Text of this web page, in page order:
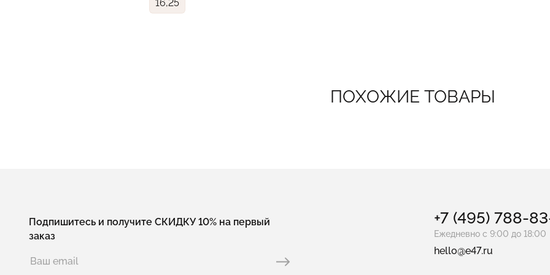
16,25
ПОХОЖИЕ ТОВАРЫ
Подпишитесь и получите СКИДКУ 10% на первый
заказ
+7 (495) 788-
Ежедневно с 9:00 до 18:00
hello@e47.ru